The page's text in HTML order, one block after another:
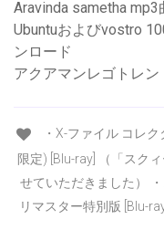
Aravinda sametha
Ubuntuおよびvostro
ンロード
アクアマンレゴトレ
・X-ファイル コレ
限定) [Blu-ray] （「スク
せていただきました）
リマスター特別版 [Blu-